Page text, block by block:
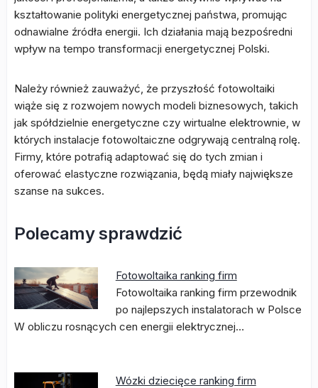
kształtowanie polityki energetycznej państwa, promując
odnawialne źródła energii. Ich działania mają bezpośredni
wpływ na tempo transformacji energetycznej Polski.
Należy również zauważyć, że przyszłość fotowoltaiki
wiąże się z rozwojem nowych modeli biznesowych, takich
jak spółdzielnie energetyczne czy wirtualne elektrownie, w
których instalacje fotowoltaiczne odgrywają centralną rolę.
Firmy, które potrafią adaptować się do tych zmian i
oferować elastyczne rozwiązania, będą miały największe
szanse na sukces.
Polecamy sprawdzić
Fotowoltaika ranking firm
Fotowoltaika ranking firm przewodnik
po najlepszych instalatorach w Polsce
W obliczu rosnących cen energii elektrycznej…
Wózki dziecięce ranking firm